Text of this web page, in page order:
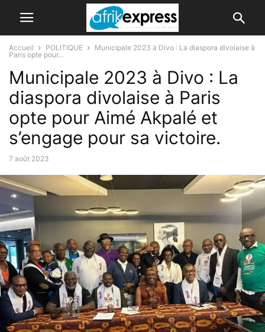
Accueil POLITIQUE
Municipale 2023 à Divo : La diaspora divolaise à
Paris opte pour...
Municipale 2023 à Divo : La
diaspora divolaise à Paris
opte pour Aimé Akpalé et
s’engage pour sa victoire.
7 août 2023